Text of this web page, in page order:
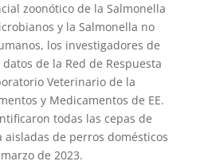
zoonótico de la Salmonella
y la Salmonella no
los investigadores de
de la Red de Respuesta
Veterinario de la
y Medicamentos de EE.
todas las cepas de
de perros domésticos
de 2023.